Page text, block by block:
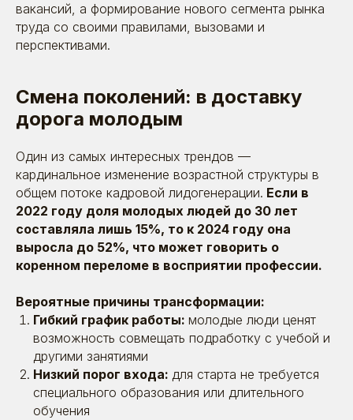
вакансий, а формирование нового сегмента рынка
труда со своими правилами, вызовами и
перспективами.
Смена поколений: в доставку
дорога молодым
Один из самых интересных трендов —
кардинальное изменение возрастной структуры в
общем потоке кадровой лидогенерации. Если в
2022 году доля молодых людей до 30 лет
составляла лишь 15%, то к 2024 году она
выросла до 52%, что может говорить о
коренном переломе в восприятии профессии.
Вероятные причины трансформации:
Гибкий график работы: молодые люди ценят
возможность совмещать подработку с учебой и
другими занятиями
Низкий порог входа: для старта не требуется
специального образования или длительного
обучения